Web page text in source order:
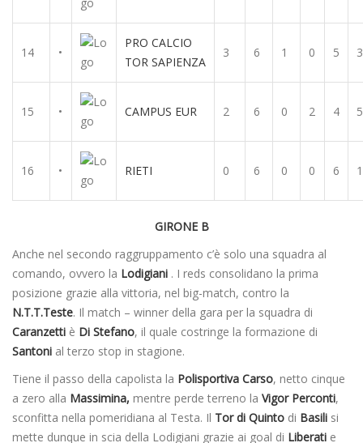
14 •
PRO CALCIO
TOR SAPIENZA
3 6 1 0 5
15 • CAMPUS EUR 2 6 0 2 4
16 • RIETI 0 6 0 0 6
GIRONE B
Anche nel secondo raggruppamento c’è solo una squadra al
comando, ovvero la Lodigiani . I reds consolidano la prima
posizione grazie alla vittoria, nel big-match, contro la
N.T.T.Teste. Il match – winner della gara per la squadra di
Caranzetti è Di Stefano, il quale costringe la formazione di
Santoni al terzo stop in stagione.
Tiene il passo della capolista la Polisportiva Carso, netto cinque
a zero alla Massimina, mentre perde terreno la Vigor Perconti,
sconfitta nella pomeridiana al Testa. Il Tor di Quinto di Basili si
mette dunque in scia della Lodigiani grazie ai goal di Liberati e